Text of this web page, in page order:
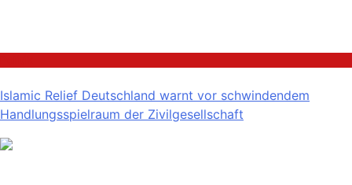
Islamic Relief Deutschland warnt vor schwindendem
Handlungsspielraum der Zivilgesellschaft